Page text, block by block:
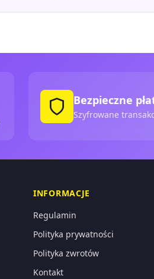
Bezpieczne
Szyfrowane
INFORMACJE
Regulamin
Polityka prywatności
Polityka zwrotów
Kontakt